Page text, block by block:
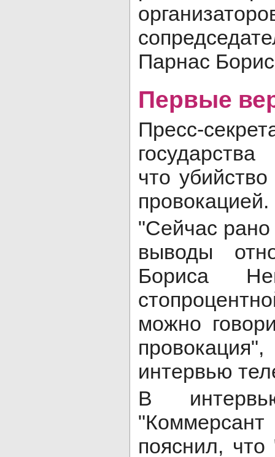
Парнас
Первые
Пресс-
что
провокацией.
"Сейчас рано
выводы
Бориса
можно
интервью
В
пояснил,